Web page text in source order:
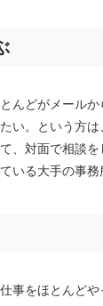
んどがメール
い。という方
、対面で相談
いる大手の事務
事をほとんど